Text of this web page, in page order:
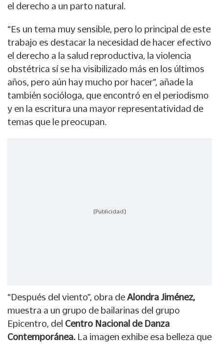
el derecho a un parto natural.
“Es un tema muy sensible, pero lo principal de este
trabajo es destacar la necesidad de hacer efectivo
el derecho a la salud reproductiva, la violencia
obstétrica sí se ha visibilizado más en los últimos
años, pero aún hay mucho por hacer”, añade la
también socióloga, que encontró en el periodismo
y en la escritura una mayor representatividad de
temas que le preocupan.
[Publicidad]
“Después del viento”, obra de Alondra Jiménez,
muestra a un grupo de bailarinas del grupo
Epicentro, del Centro Nacional de Danza
Contemporánea. La imagen exhibe esa belleza que